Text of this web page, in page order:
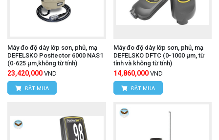
Máy đo độ dày lớp sơn, phủ, mạ
DEFELSKO Positector 6000 NAS1
(0-625 µm,không từ tính)
23,420,000 VND
ĐẶT MUA
Máy đo độ dày lớp sơn, phủ, mạ
DEFELSKO DFTC (0-1000 µm, từ
tính và không từ tính)
14,860,000 VND
ĐẶT MUA